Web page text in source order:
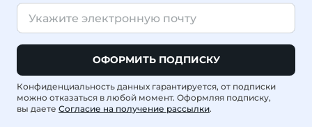
ОФОРМИТЬ ПОДПИСКУ
Конфиденциальность данных гарантируется, от подписки
можно отказаться в любой момент. Оформляя подписку,
вы даете Согласие на получение рассылки.